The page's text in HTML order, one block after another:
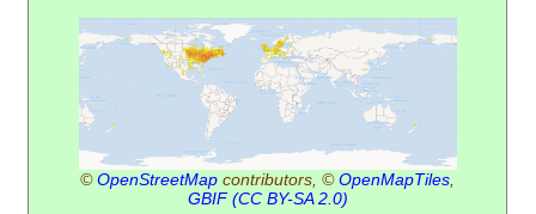
©OpenStreetMap contributors, ©OpenMapTiles
GBIF (CC BY-SA 2.0)